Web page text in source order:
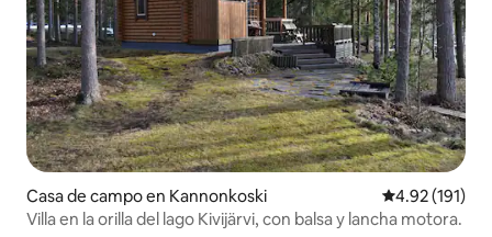
Casa de campo en Kannonkoski Calificación
4.92 (191)
Villa en la orilla del lago Kivijärvi, con balsa y lancha motora.